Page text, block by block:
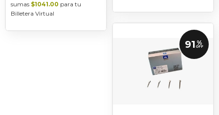
sumas $1041.00 para tu
Billetera Virtual
91 %
OFF